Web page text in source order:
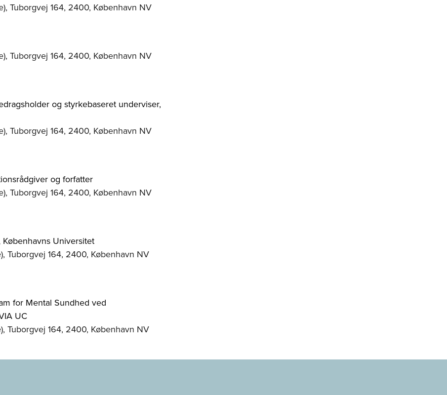
Tuborgvej 164, 2400, København NV
Tuborgvej 164, 2400, København NV
og styrkebaseret underviser,
Tuborgvej 164, 2400, København NV
og forfatter
Tuborgvej 164, 2400, København NV
Universitet
Tuborgvej 164, 2400, København NV
for Mental Sundhed ved
UC
Tuborgvej 164, 2400, København NV